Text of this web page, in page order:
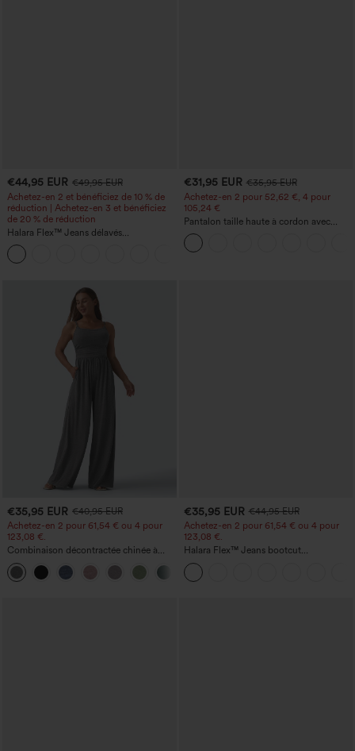
€44,95 EUR €49,95 EUR
Achetez-en 2 et bénéficiez de 10 % de
réduction | Achetez-en 3 et bénéficiez
de 20 % de réduction
Halara Flex™ Jeans délavés
décontractés, coupe baggy à jambe
large, taille basse asymétrique, poches
zippées
€31,95 EUR €35,95 EUR
Achetez-en 2 pour 52,62 €, 4 pour
105,24 €
Pantalon taille haute à cordon avec
poches, jambe large et coupe ample,
style décontracté, effet lin
€35,95 EUR €40,95 EUR
Achetez-en 2 pour 61,54 € ou 4 pour
123,08 €.
Combinaison décontractée chinée à
bretelles réglables, fronces et jambes
larges, avec poches — facile comme
tout
€35,95 EUR €44,95 EUR
Achetez-en 2 pour 61,54 € ou 4 pour
123,08 €.
Halara Flex™ Jeans bootcut
décontractés taille haute, effet délavé,
avec poches